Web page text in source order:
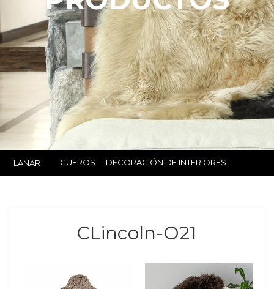
LANAR CUEROS DECORACIÓN DE INTERIORES
CLincoln-O21